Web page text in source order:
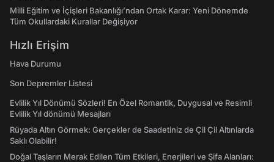
Milli Eğitim ve İçişleri Bakanlığı’ndan Ortak Karar: Yeni Dönemde
Tüm Okullardaki Kurallar Değişiyor
Hızlı Erişim
Hava Durumu
Son Depremler Listesi
Evlilik Yıl Dönümü Sözleri! En Özel Romantik, Duygusal ve Resimli
Evlilik Yıl dönümü Mesajları
Rüyada Altın Görmek: Gerçekler de Saadetiniz de Çil Çil Altınlarda
Saklı Olabilir!
Doğal Taşların Merak Edilen Tüm Etkileri, Enerjileri ve Şifa Alanları: